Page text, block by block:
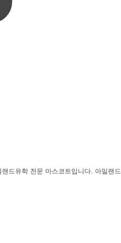
드유학 전문 마스코트입니다. 아일랜드